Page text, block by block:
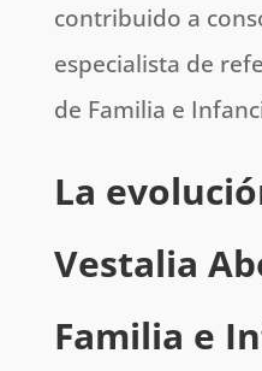
contribuido a
especialista de
de Familia e
La
Vestalia
Familia e